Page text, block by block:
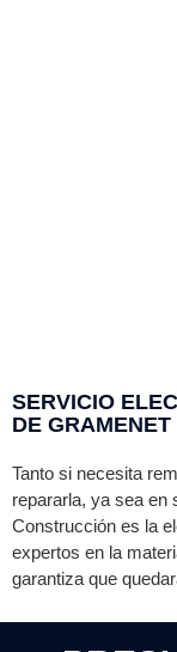
SERVICIO
DE GRAMENET
Tanto si necesita
repararla, ya sea en
Construcción es la
expertos en la
garantiza que